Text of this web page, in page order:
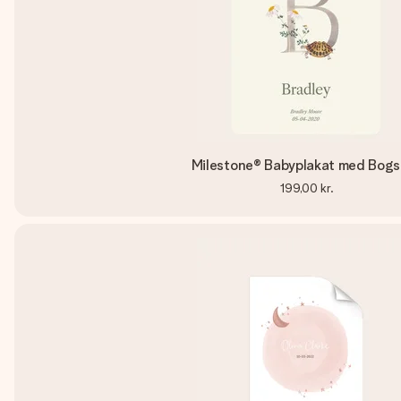
Milestone® Babyplakat med
199,00 kr.